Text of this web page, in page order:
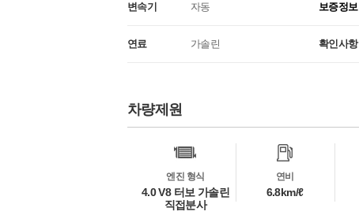
변속기 자동 보증정보
연료 가솔린 확인사항
차량제원
엔진 형식
4.0 V8 터보 가솔린
직접분사
연비
6.8km/ℓ